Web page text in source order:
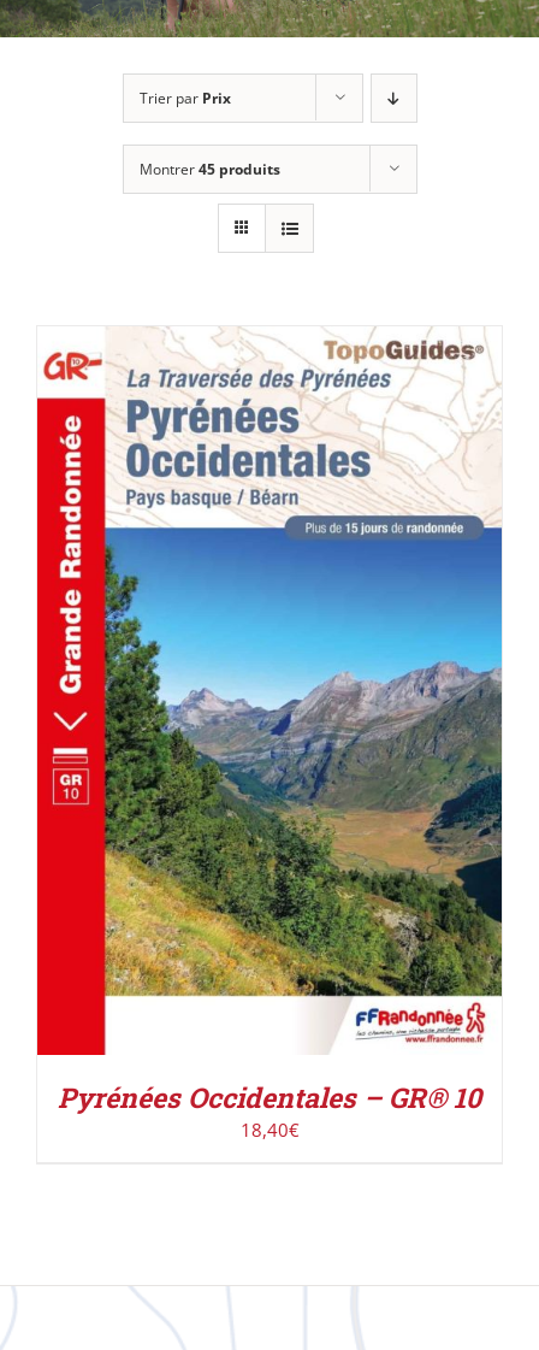
Trier par Prix
Montrer45 produits
ACHETER LE PRODUIT / DÉTAILS
Pyrénées Occidentales – GR® 10
18,40€